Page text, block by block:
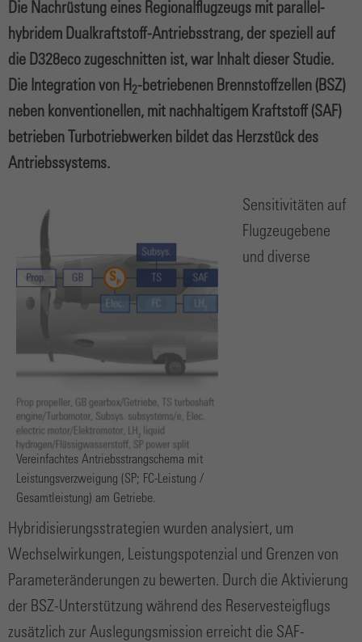
Die Nachrüstung eines Regionalflugzeugs mit parallel-
hybridem Dualkraftstoff-Antriebsstrang, der speziell auf
die D328eco zugeschnitten ist, war Inhalt dieser Studie.
Die Integration von H2-betriebenen Brennstoffzellen (BSZ)
neben konventionellen, mit nachhaltigem Kraftstoff (SAF)
betrieben Turbotriebwerken bildet das Herzstück des
Antriebssystems.
Vereinfachtes Antriebsstrangschema mit
Leistungsverzweigung (SP; FC-Leistung /
Gesamtleistung) am Getriebe.
Sensitivitäten auf
Flugzeugebene
und diverse
Hybridisierungsstrategien wurden analysiert, um
Wechselwirkungen, Leistungspotenzial und Grenzen von
Parameteränderungen zu bewerten. Durch die Aktivierung
der BSZ-Unterstützung während des Reservesteigflugs
zusätzlich zur Auslegungsmission erreicht die SAF-